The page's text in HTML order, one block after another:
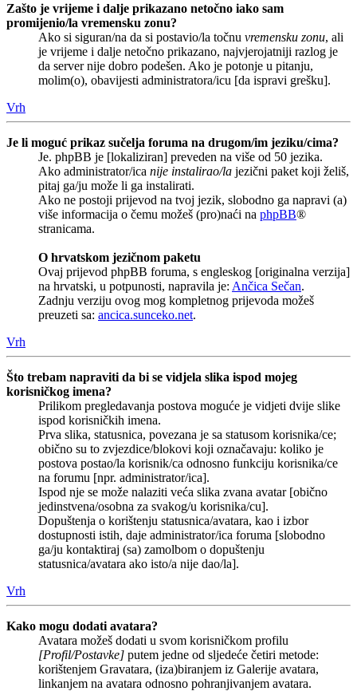
Zašto je vrijeme i dalje prikazano netočno iako sam
promijenio/la vremensku zonu?
Ako si siguran/na da si postavio/la točnu vremensku zonu, ali
je vrijeme i dalje netočno prikazano, najvjerojatniji razlog je
da server nije dobro podešen. Ako je potonje u pitanju,
molim(o), obavijesti administratora/icu [da ispravi grešku].
Vrh
Je li moguć prikaz sučelja foruma na drugom/im jeziku/cima?
Je. phpBB je [lokaliziran] preveden na više od 50 jezika.
Ako administrator/ica nije instalirao/la jezični paket koji želiš,
pitaj ga/ju može li ga instalirati.
Ako ne postoji prijevod na tvoj jezik, slobodno ga napravi (a)
više informacija o čemu možeš (pro)naći na phpBB®
stranicama.
O hrvatskom jezičnom paketu
Ovaj prijevod phpBB foruma, s engleskog [originalna verzija]
na hrvatski, u potpunosti, napravila je: Ančica Sečan.
Zadnju verziju ovog mog kompletnog prijevoda možeš
preuzeti sa: ancica.sunceko.net.
Vrh
Što trebam napraviti da bi se vidjela slika ispod mojeg
korisničkog imena?
Prilikom pregledavanja postova moguće je vidjeti dvije slike
ispod korisničkih imena.
Prva slika, statusnica, povezana je sa statusom korisnika/ce;
obično su to zvjezdice/blokovi koji označavaju: koliko je
postova postao/la korisnik/ca odnosno funkciju korisnika/ce
na forumu [npr. administrator/ica].
Ispod nje se može nalaziti veća slika zvana avatar [obično
jedinstvena/osobna za svakog/u korisnika/cu].
Dopuštenja o korištenju statusnica/avatara, kao i izbor
dostupnosti istih, daje administrator/ica foruma [slobodno
ga/ju kontaktiraj (sa) zamolbom o dopuštenju
statusnica/avatara ako isto/a nije dao/la].
Vrh
Kako mogu dodati avatara?
Avatara možeš dodati u svom korisničkom profilu
[Profil/Postavke] putem jedne od sljedeće četiri metode:
korištenjem Gravatara, (iza)biranjem iz Galerije avatara,
linkanjem na avatara odnosno pohranjivanjem avatara.